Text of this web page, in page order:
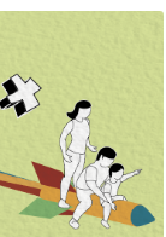
長的
時間，直接